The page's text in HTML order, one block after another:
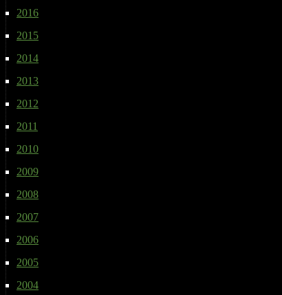
2016
2015
2014
2013
2012
2011
2010
2009
2008
2007
2006
2005
2004